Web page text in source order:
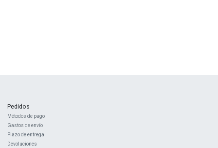
Pedidos
Métodos de pago
Gastos de envío
Plazo de entrega
Devoluciones